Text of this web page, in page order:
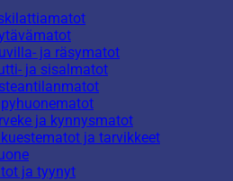
ja räsymatot
ja sisalmatot
ja kynnysmatot
ja tarvikkeet
ja tyynyt